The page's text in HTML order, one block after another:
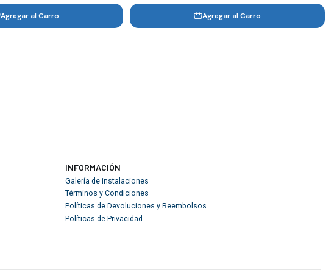
Agregar al Carro Agregar al Carro
INFORMACIÓN
Galería de instalaciones
Términos y Condiciones
Políticas de Devoluciones y Reembolsos
Políticas de Privacidad